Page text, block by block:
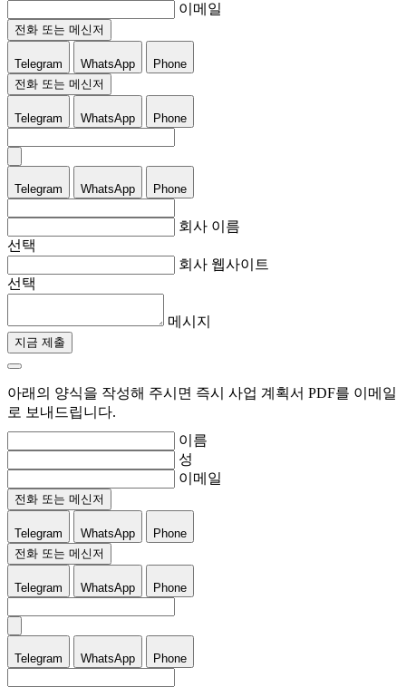
이메일
전화 또는 메신저
Telegram WhatsApp
Phone
전화 또는 메신저
Telegram WhatsApp Phone
Telegram WhatsApp Phone
회사 이름
선택
회사 웹사이트
선택
메시지
지금 제출
아래의 양식을 작성해 주시면 즉시 사업 계획서 PDF를 이메일
로 보내드립니다.
이름
성
이메일
전화 또는 메신저
Telegram WhatsApp
Phone
전화 또는 메신저
Telegram WhatsApp Phone
Telegram WhatsApp Phone